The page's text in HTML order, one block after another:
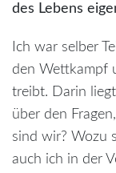
des Lebens
Ich war selber
den Wettkampf
treibt. Darin
über den
sind wir? Wozu
auch ich in der